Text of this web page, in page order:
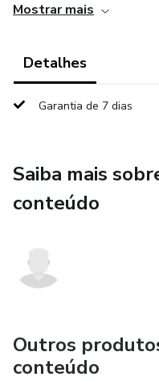
Mostrar mais
Detalhes
Garantia de 7 dias
Saiba mais
conteúdo
Outros
conteúdo